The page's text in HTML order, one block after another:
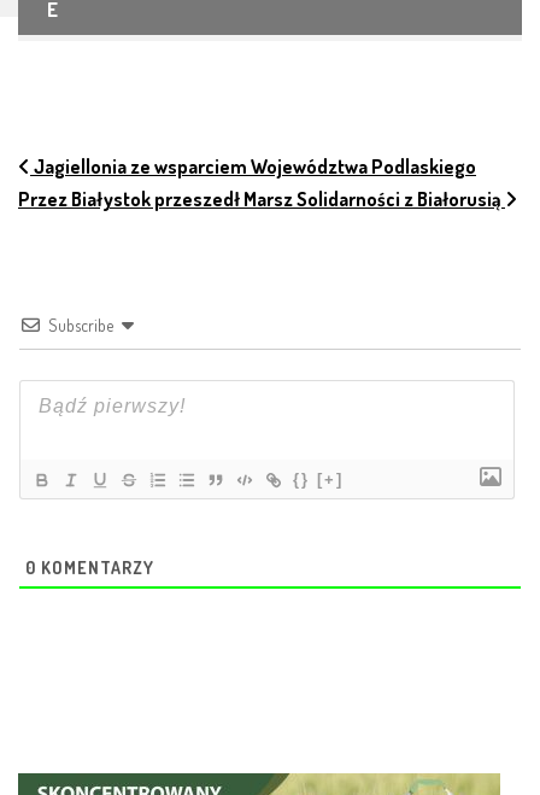
E
NAWIGACJA PO ARTYKUŁACH
Jagiellonia ze wsparciem Województwa Podlaskiego
Przez Białystok przeszedł Marsz Solidarności z Białorusią
Subscribe
{} [+]
0 KOMENTARZY